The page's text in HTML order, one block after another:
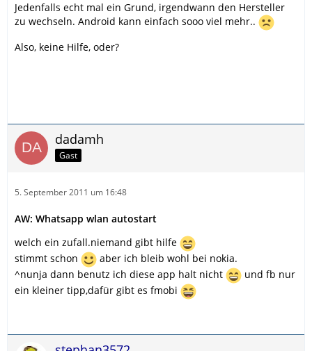
Jedenfalls echt mal ein Grund, irgendwann den Hersteller
zu wechseln. Android kann einfach sooo viel mehr..
Also, keine Hilfe, oder?
dadamh
Gast
5. September 2011 um 16:48
AW: Whatsapp wlan autostart
welch ein zufall.niemand gibt hilfe
stimmt schon
aber ich bleib wohl bei nokia.
^nunja dann benutz ich diese app halt nicht
und fb nur
ein kleiner tipp,dafür gibt es fmobi